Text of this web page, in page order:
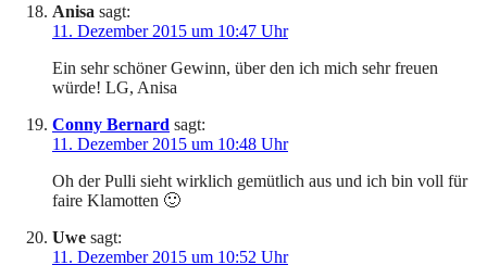
Anisa sagt:
11. Dezember 2015 um 10:47 Uhr
Ein sehr schöner Gewinn, über den ich mich sehr freuen
würde! LG, Anisa
Conny Bernard sagt:
11. Dezember 2015 um 10:48 Uhr
Oh der Pulli sieht wirklich gemütlich aus und ich bin voll für
faire Klamotten 🙂
Uwe sagt:
11. Dezember 2015 um 10:52 Uhr